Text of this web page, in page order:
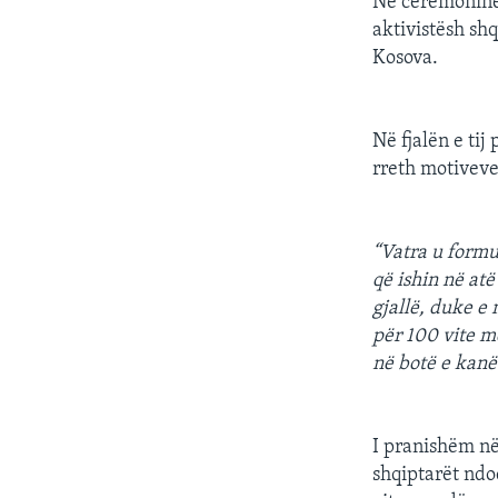
aktivistësh
Kosova.
Në fjalën e tij
rreth
“Vatra u
që ishin në
gjallë, duke e
për 100 vite
në botë e
I pranishëm
shqiptarët